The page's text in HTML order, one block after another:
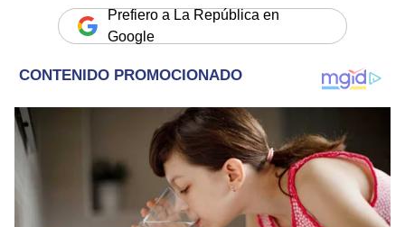
Prefiero a La República en
Google